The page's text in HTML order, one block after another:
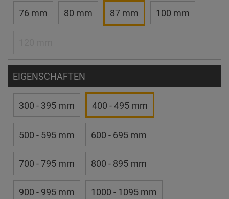
76 mm 80 mm 87 mm 100 mm
EIGENSCHAFTEN
300 - 395 mm 400 - 495 mm
500 - 595 mm 600 - 695 mm
700 - 795 mm 800 - 895 mm
900 - 995 mm 1000 - 1095 mm